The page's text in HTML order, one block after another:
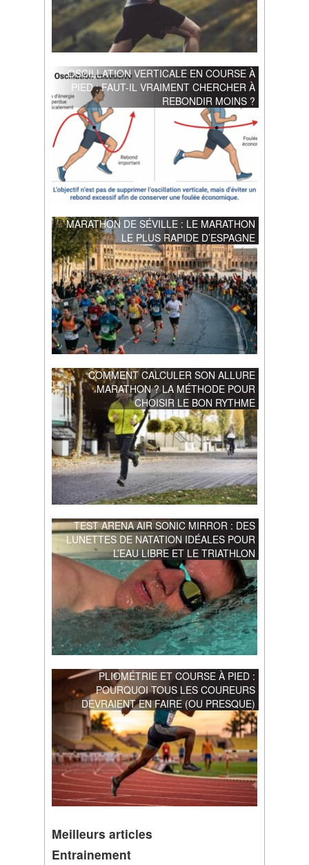
OSCILLATION VERTICALE EN COURSE À
PIED : FAUT-IL VRAIMENT CHERCHER À
REBONDIR MOINS ?
MARATHON DE SÉVILLE : LE MARATHON
LE PLUS RAPIDE D’ESPAGNE
COMMENT CALCULER SON ALLURE
MARATHON ? LA MÉTHODE POUR
CHOISIR LE BON RYTHME
TEST ARENA AIR SONIC MIRROR : DES
LUNETTES DE NATATION IDÉALES POUR
L’EAU LIBRE ET LE TRIATHLON
PLIOMÉTRIE ET COURSE À PIED :
POURQUOI TOUS LES COUREURS
DEVRAIENT EN FAIRE (OU PRESQUE)
Meilleurs articles
Entrainement